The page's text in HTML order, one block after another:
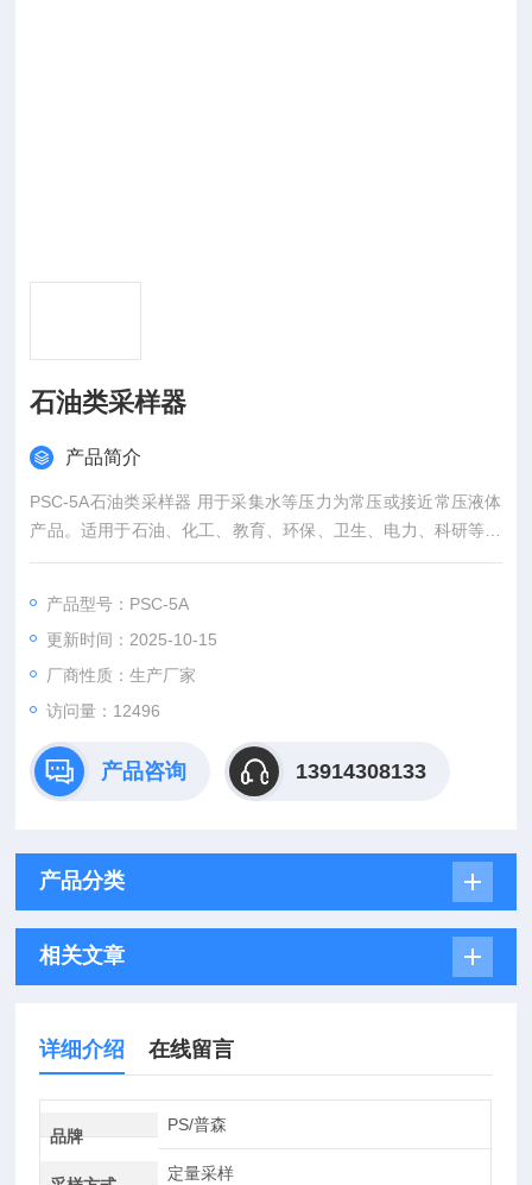
石油类采样器
产品简介
PSC-5A石油类采样器 用于采集水等压力为常压或接近常压液体
产品。适用于石油、化工、教育、环保、卫生、电力、科研等水
处理行业。圆弧型设计，更有流线感，头部的两个小耳朵犹如米
产品型号：PSC-5A
更新时间：2025-10-15
厂商性质：生产厂家
访问量：12496
产品咨询 13914308133
产品分类
相关文章
详细介绍 在线留言
品牌
PS/普森
定量采样